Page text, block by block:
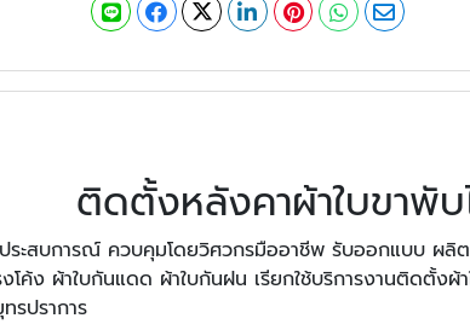
ติดตั้งหลังคาผ้าใบขาพั
ระสบการณ์ ควบคุมโดยวิศวกรมืออาชีพ รับออกแบบ ผ
ค้ง ผ้าใบกันแดด ผ้าใบกันฝน เรียกใช้บริการงานติดตั้ง
รปราการ